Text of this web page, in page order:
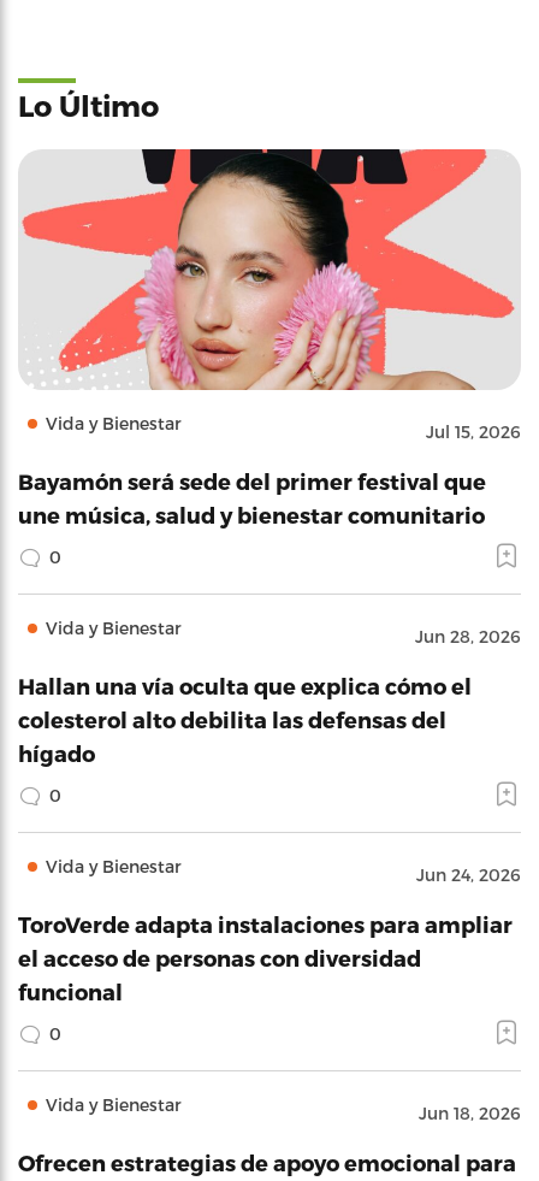
Lo Último
Vida y Bienestar Jul 15, 2026
Bayamón será sede del primer festival que
une música, salud y bienestar comunitario
0
Vida y Bienestar Jun 28, 2026
Hallan una vía oculta que explica cómo el
colesterol alto debilita las defensas del
hígado
0
Vida y Bienestar Jun 24, 2026
ToroVerde adapta instalaciones para ampliar
el acceso de personas con diversidad
funcional
0
Vida y Bienestar Jun 18, 2026
Ofrecen estrategias de apoyo emocional para